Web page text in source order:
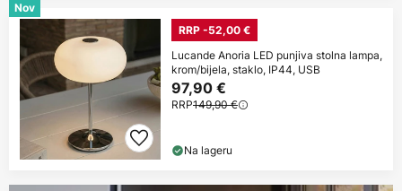
Nov
RRP -52,00 €
Lucande Anoria LED punjiva stolna lampa,
krom/bijela, staklo, IP44, USB
97,90 €
RRP149,90 €
Na lageru